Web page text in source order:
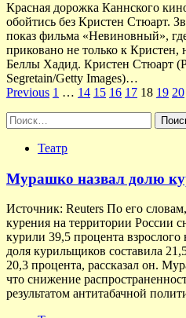
Красная дорожка Каннского
обойтись без Кристен Стюарт.
показ фильма «Невиновный»,
приковано не только к Кристен,
Беллы Хадид. Кристен Стюарт
Segretain/Getty Images)…
Пагинация
записей
Previous 1 … 14 15 16 17 18 19 20
Найти:
Театр
Мурашко назвал долю
Источник: Reuters По его
курения на территории России
курили 39,5 процента взрослого
доля курильщиков составила
20,3 процента, рассказал он.
что снижение
результатом антитабачной